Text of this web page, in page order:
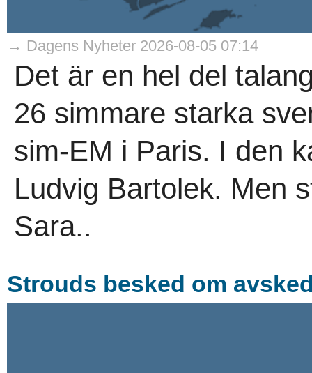
→ Dagens Nyheter 2026-08-05 07:14
Det är en hel del
26 simmare starka
sim-EM i Paris. I den
Ludvig Bartolek. Men
Sara..
Strouds besked om